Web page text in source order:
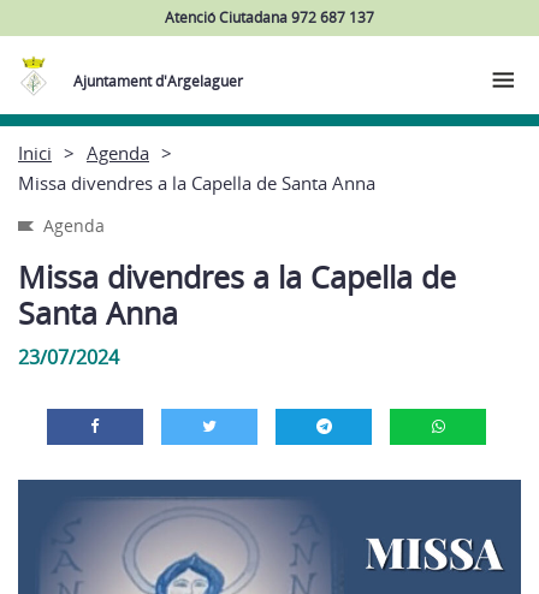
Atenció Ciutadana 972 687 137
Ajuntament d'Argelaguer
Inici
Agenda
Missa divendres a la Capella de Santa Anna
Agenda
Missa divendres a la Capella de
Santa Anna
23/07/2024